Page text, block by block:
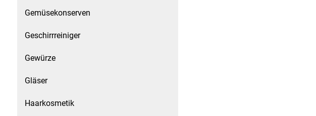
Patisserie
Pikante Snacks
Porzellan
POS Material Trinkwerk
Gemüsekonserven
Geschirrreiniger
Gewürze
Gläser
Haarkosmetik